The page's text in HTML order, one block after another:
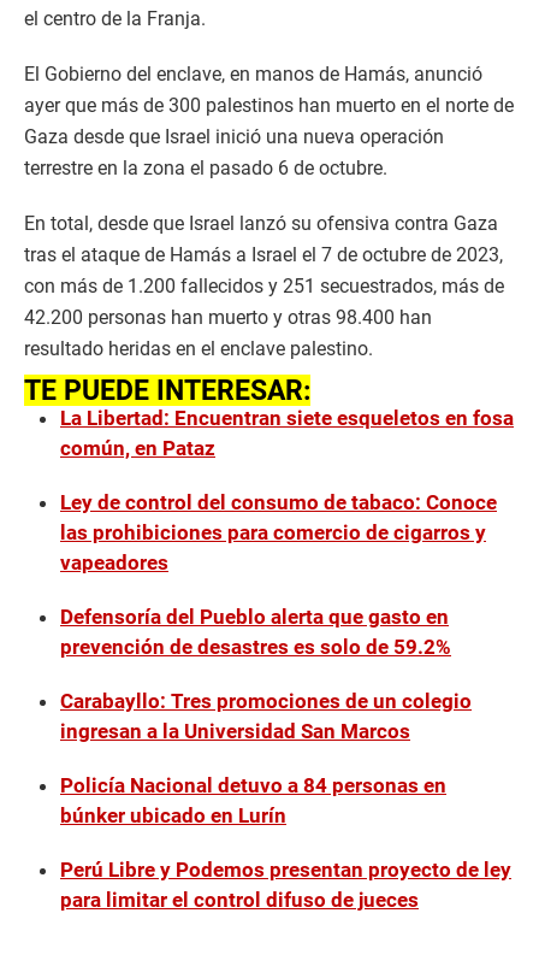
el centro de la Franja.
El Gobierno del enclave, en manos de Hamás, anunció
ayer que más de 300 palestinos han muerto en el norte de
Gaza desde que Israel inició una nueva operación
terrestre en la zona el pasado 6 de octubre.
En total, desde que Israel lanzó su ofensiva contra Gaza
tras el ataque de Hamás a Israel el 7 de octubre de 2023,
con más de 1.200 fallecidos y 251 secuestrados, más de
42.200 personas han muerto y otras 98.400 han
resultado heridas en el enclave palestino.
TE PUEDE INTERESAR:
La Libertad: Encuentran siete esqueletos en fosa
común, en Pataz
Ley de control del consumo de tabaco: Conoce
las prohibiciones para comercio de cigarros y
vapeadores
Defensoría del Pueblo alerta que gasto en
prevención de desastres es solo de 59.2%
Carabayllo: Tres promociones de un colegio
ingresan a la Universidad San Marcos
Policía Nacional detuvo a 84 personas en
búnker ubicado en Lurín
Perú Libre y Podemos presentan proyecto de ley
para limitar el control difuso de jueces